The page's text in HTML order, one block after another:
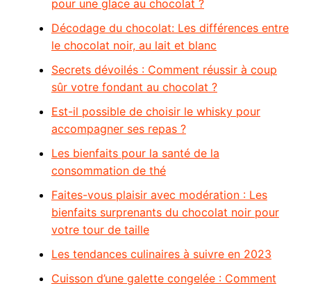
pour une glace au chocolat ?
Décodage du chocolat: Les différences entre
le chocolat noir, au lait et blanc
Secrets dévoilés : Comment réussir à coup
sûr votre fondant au chocolat ?
Est-il possible de choisir le whisky pour
accompagner ses repas ?
Les bienfaits pour la santé de la
consommation de thé
Faites-vous plaisir avec modération : Les
bienfaits surprenants du chocolat noir pour
votre tour de taille
Les tendances culinaires à suivre en 2023
Cuisson d’une galette congelée : Comment